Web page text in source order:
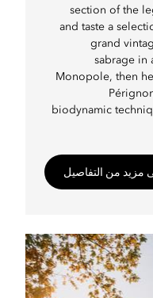
section of the
and taste a
grand
sabrage in
Monopole, then
biodynamic
مزيد من التفاصيل